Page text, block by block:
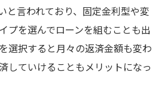
と言われており、固定金利型や変
プを選んでローンを組むことも出
選択すると月々の返済金額も変わ
していけることもメリットになっ